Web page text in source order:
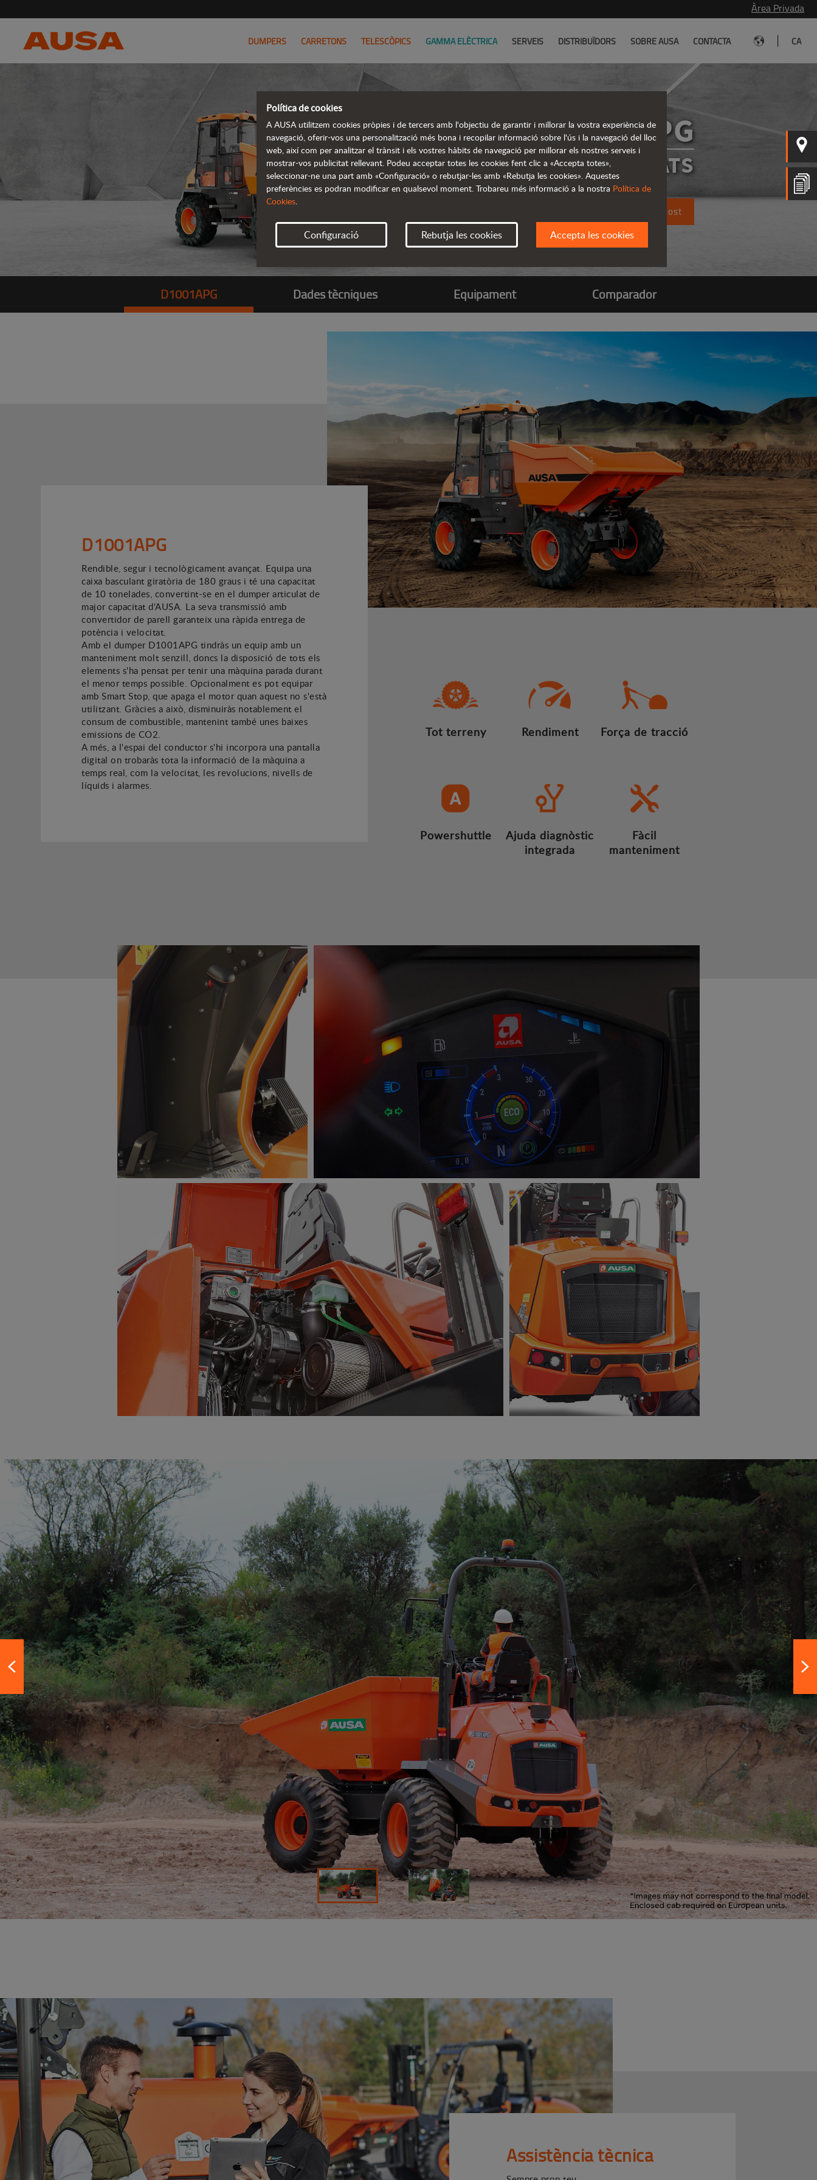
Àrea Privada
DUMPERS CARRETONS TELESCÒPICS GAMMA ELÈCTRICA SERVEIS DISTRIBUÏDORS SOBRE AUSA CONTACTA CA
D1001APG
DUMPERS ARTICULATS
Sol·licitar un pressupost
D1001APG Dades tècniques Equipament Comparador
D1001APG
Rendible, segur i tecnològicament avançat. Equipa una
caixa basculant giratòria de 180 graus i té una capacitat
de 10 tonelades, convertint-se en el dumper articulat de
major capacitat d'AUSA. La seva transmissió amb
convertidor de parell garanteix una ràpida entrega de
potència i velocitat.
Amb el dumper D1001APG tindràs un equip amb un
manteniment molt senzill, doncs la disposició de tots els
elements s'ha pensat per tenir una màquina parada durant
el menor temps possible. Opcionalment es pot equipar
amb Smart Stop, que apaga el motor quan aquest no s'està
utilitzant. Gràcies a això, disminuiràs notablement el
consum de combustible, mantenint també unes baixes
emissions de CO2.
A més, a l'espai del conductor s'hi incorpora una pantalla
digital on trobaràs tota la informació de la màquina a
temps real, com la velocitat, les revolucions, nivells de
líquids i alarmes.
Tot terreny Rendiment Força de tracció
Powershuttle
Ajuda diagnòstic
integrada
Fàcil
manteniment
Assistència tècnica
Política de cookies
A AUSA utilitzem cookies pròpies i de tercers amb l'objectiu de garantir i millorar la vostra experiència de
navegació, oferir-vos una personalització més bona i recopilar informació sobre l'ús i la navegació del lloc
web, així com per analitzar el trànsit i els vostres hàbits de navegació per millorar els nostres serveis i
mostrar-vos publicitat rellevant. Podeu acceptar totes les cookies fent clic a «Accepta totes»,
seleccionar-ne una part amb «Configuració» o rebutjar-les amb «Rebutja les cookies». Aquestes
preferències es podran modificar en qualsevol moment. Trobareu més informació a la nostra Política de
Cookies.
Configuració Rebutja les cookies Accepta les cookies